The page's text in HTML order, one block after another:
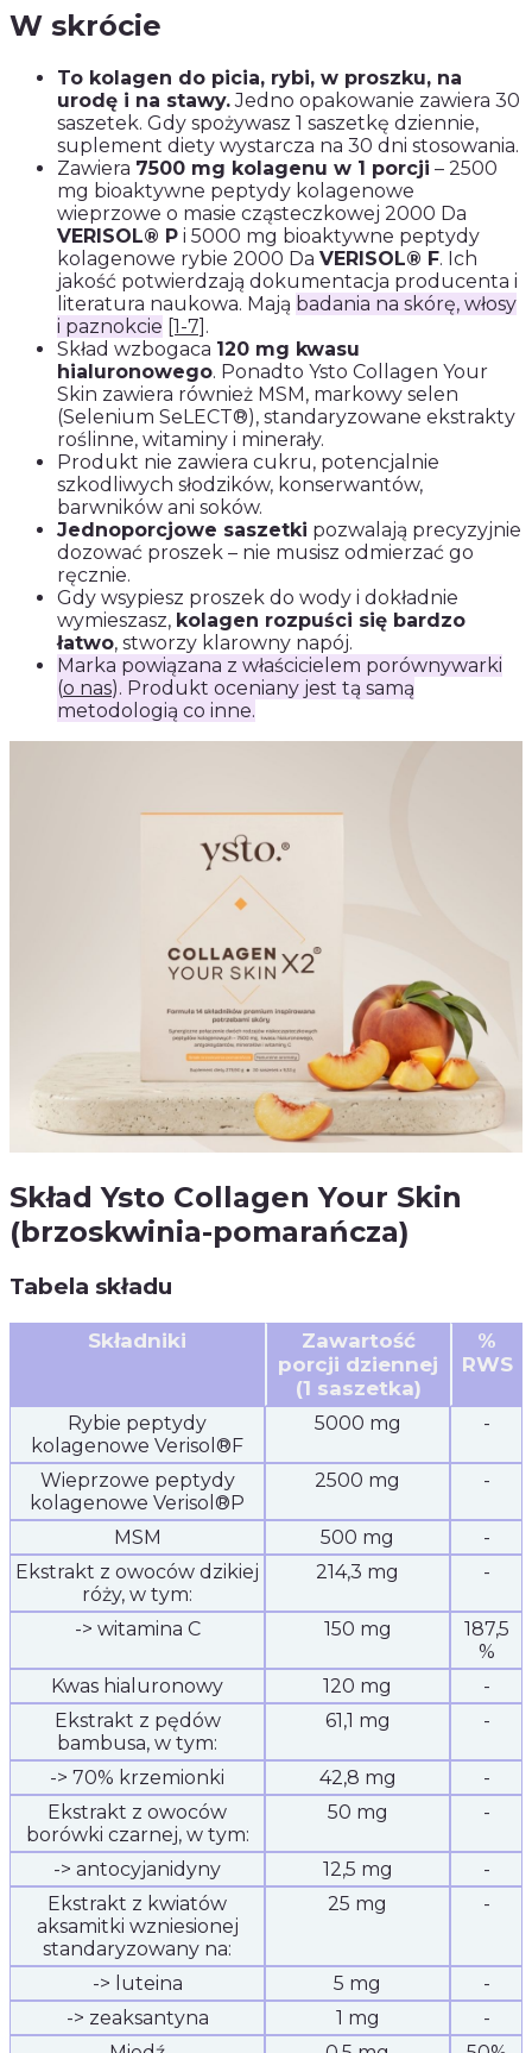
W skrócie
To kolagen do picia, rybi, w proszku, na
urodę i na stawy.Jedno opakowanie zawiera 30
saszetek. Gdy spożywasz 1 saszetkę dziennie,
suplement diety wystarcza na 30 dni stosowania.
Zawiera 7500 mg kolagenu w 1 porcji – 2500
mg bioaktywne peptydy kolagenowe
wieprzowe o masie cząsteczkowej 2000 Da
VERISOL® P i 5000 mg bioaktywne peptydy
kolagenowe rybie 2000 Da VERISOL® F. Ich
jakość potwierdzają dokumentacja producenta i
literatura naukowa. Mają badania na skórę, włosy
i paznokcie [1-7] .
Skład wzbogaca 120 mg kwasu
hialuronowego. Ponadto Ysto Collagen Your
Skin zawiera również MSM, markowy selen
(Selenium SeLECT®), standaryzowane ekstrakty
roślinne, witaminy i minerały.
Produkt nie zawiera cukru, potencjalnie
szkodliwych słodzików, konserwantów,
barwników ani soków.
Jednoporcjowe saszetki pozwalają precyzyjnie
dozować proszek – nie musisz odmierzać go
ręcznie.
Gdy wsypiesz proszek do wody i dokładnie
wymieszasz, kolagen rozpuści się bardzo
łatwo, stworzy klarowny napój.
Marka powiązana z właścicielem porównywarki
(o nas). Produkt oceniany jest tą samą
metodologią co inne.
Skład Ysto Collagen Your Skin
(brzoskwinia-pomarańcza)
Tabela składu
Składniki
Zawartość
porcji dziennej
(1 saszetka)
%
RWS
Rybie peptydy
kolagenowe Verisol®F
5000 mg -
Wieprzowe peptydy
kolagenowe Verisol®P
2500 mg -
MSM 500 mg
-
Ekstrakt z owoców dzikiej
róży, w tym:
214,3 mg -
-> witamina C 150 mg
187,5
%
Kwas hialuronowy
120 mg
-
Ekstrakt z pędów
bambusa, w tym:
61,1 mg -
-> 70% krzemionki 42,8 mg
-
Ekstrakt z owoców
borówki czarnej, w tym:
50 mg -
-> antocyjanidyny 12,5 mg
-
Ekstrakt z kwiatów
aksamitki wzniesionej
standaryzowany na:
25 mg -
-> luteina 5 mg
-
-> zeaksantyna
1 mg
-